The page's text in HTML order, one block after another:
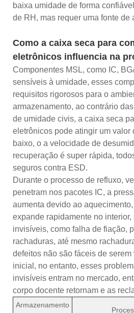
baixa umidade de forma
de RH, mas requer uma fonte de
Como a caixa seca para
eletrônicos influencia na
Componentes MSL, como IC,
sensíveis à umidade, esses
requisitos rigorosos para o
armazenamento, ao contrário
de umidade civis, a caixa seca
eletrônicos pode atingir um valor
baixo, o a velocidade de
recuperação é super rápida,
seguros contra ESD.
Durante o processo de refluxo,
penetram nos pacotes IC, a
aumenta devido ao
expande rapidamente no
invisíveis, como falha de fiação,
rachaduras, até mesmo
defeitos não são fáceis de
inicial, no entanto, esses
invisíveis entram no mercado,
corpo docente retornam e as
Armazenamento